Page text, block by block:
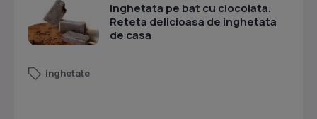
Inghetata pe bat cu ciocolata.
Reteta delicioasa de inghetata
de casa
inghetate